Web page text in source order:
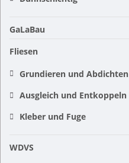
GaLaBau
Fliesen
Grundieren und Abdichten
Ausgleich und Entkoppeln
Kleber und Fuge
WDVS